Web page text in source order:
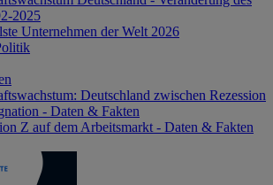
2025
Unternehmen der Welt 2026
Deutschland zwischen Rezession
- Daten & Fakten
Z auf dem Arbeitsmarkt - Daten & Fakten